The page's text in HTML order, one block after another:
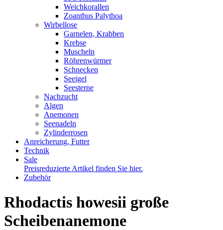
Weichkorallen
Zoanthus Palythoa
Wirbellose
Garnelen, Krabben
Krebse
Muscheln
Röhrenwürmer
Schnecken
Seeigel
Seesterne
Nachzucht
Algen
Anemonen
Seenadeln
Zylinderrosen
Anreicherung, Futter
Technik
Sale
Preisreduzierte Artikel finden Sie hier.
Zubehör
Rhodactis howesii große
Scheibenanemone